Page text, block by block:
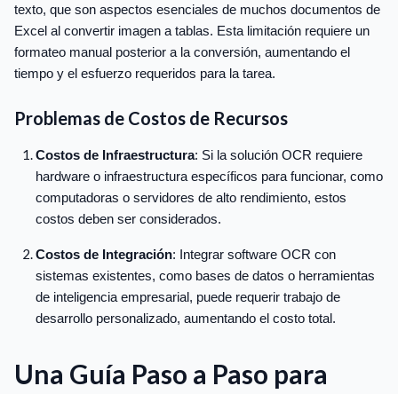
texto, que son aspectos esenciales de muchos documentos de
Excel al convertir imagen a tablas. Esta limitación requiere un
formateo manual posterior a la conversión, aumentando el
tiempo y el esfuerzo requeridos para la tarea.
Problemas de Costos de Recursos
Costos de Infraestructura: Si la solución OCR requiere
hardware o infraestructura específicos para funcionar, como
computadoras o servidores de alto rendimiento, estos
costos deben ser considerados.
Costos de Integración: Integrar software OCR con
sistemas existentes, como bases de datos o herramientas
de inteligencia empresarial, puede requerir trabajo de
desarrollo personalizado, aumentando el costo total.
Una Guía Paso a Paso para